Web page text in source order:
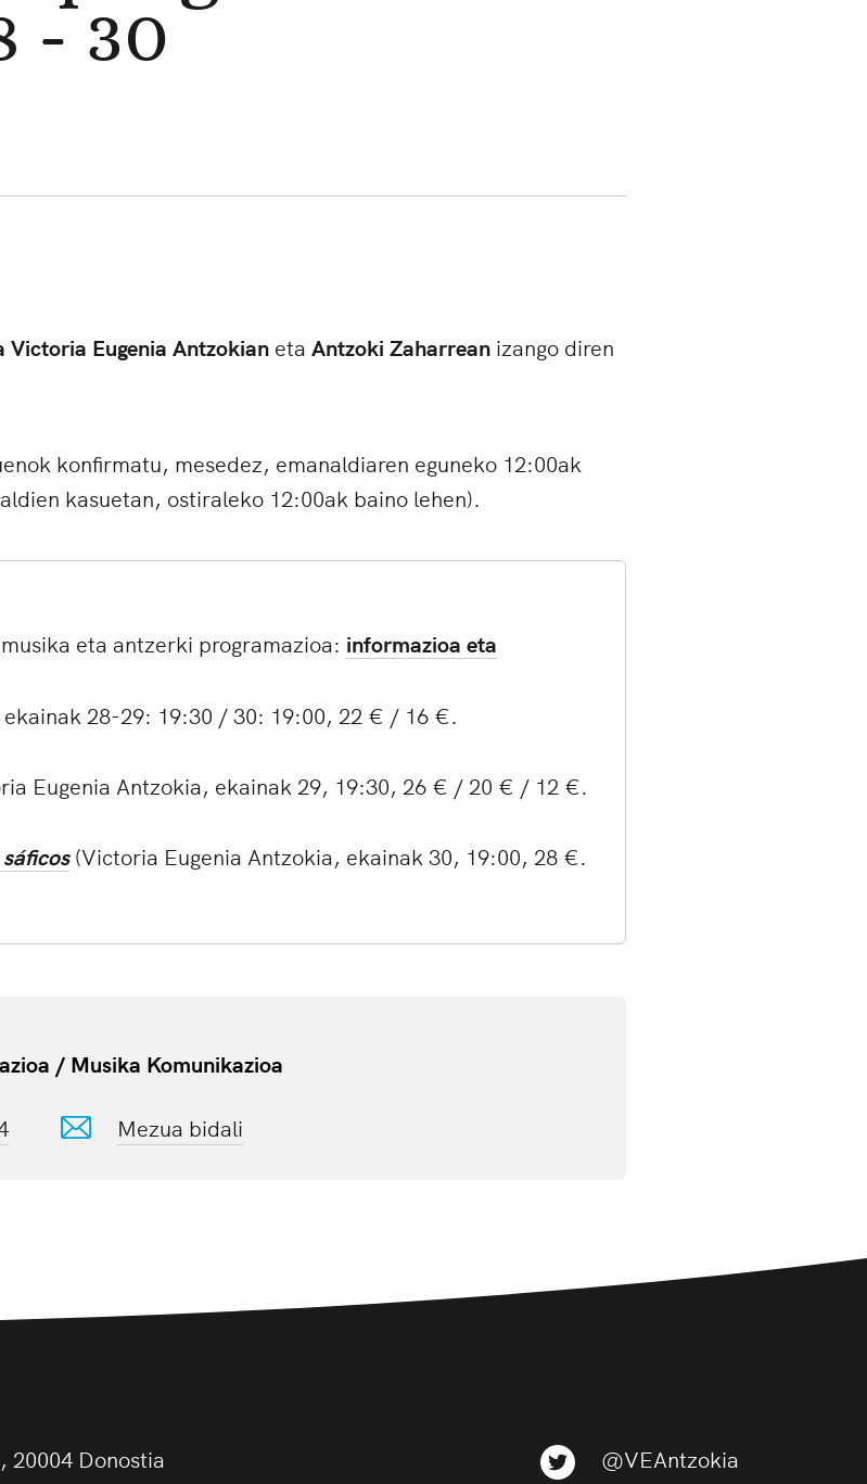
- 30
Victoria Eugenia Antzokian eta Antzoki Zaharrean izango diren
konfirmatu, mesedez, emanaldiaren eguneko 12:00ak
kasuetan, ostiraleko 12:00ak baino lehen).
eta antzerki programazioa: informazioa eta
28-29: 19:30 / 30: 19:00, 22 € / 16 €.
Eugenia Antzokia, ekainak 29, 19:30, 26 € / 20 € / 12 €.
(Victoria Eugenia Antzokia, ekainak 30, 19:00, 28 €.
/ Musika Komunikazioa
Mezua bidali
20004 Donostia
@VEAntzokia